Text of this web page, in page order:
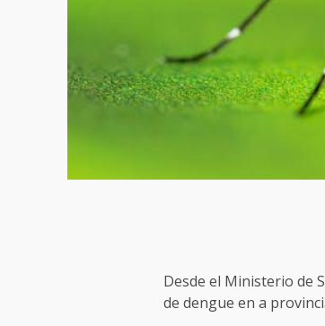
Desde el Ministerio de
de dengue en a